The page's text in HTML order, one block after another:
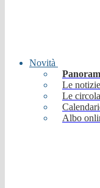
Novità
Le notizie
Le
Albo